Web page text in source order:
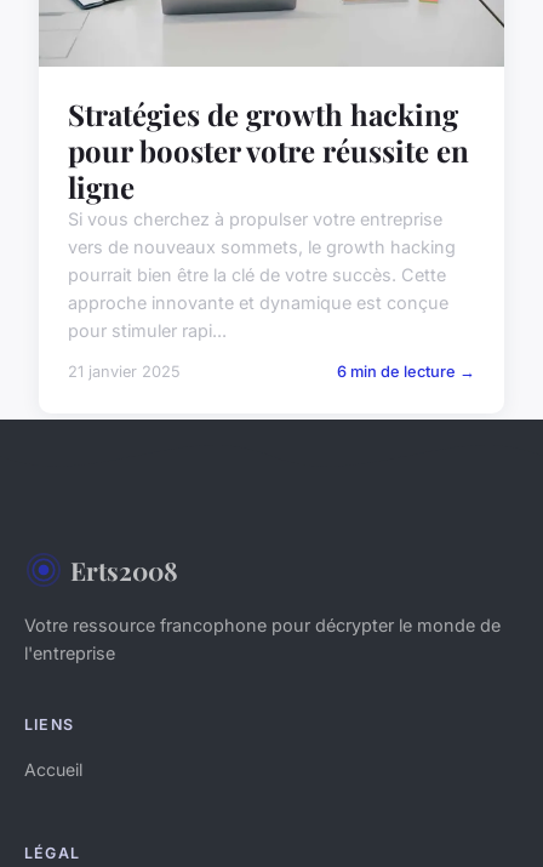
Stratégies de growth hacking
pour booster votre réussite en
ligne
Si vous cherchez à propulser votre entreprise
vers de nouveaux sommets, le growth hacking
pourrait bien être la clé de votre succès. Cette
approche innovante et dynamique est conçue
pour stimuler rapi...
21 janvier 2025 6 min de lecture →
Erts2008
Votre ressource francophone pour décrypter le monde de
l'entreprise
LIENS
Accueil
LÉGAL